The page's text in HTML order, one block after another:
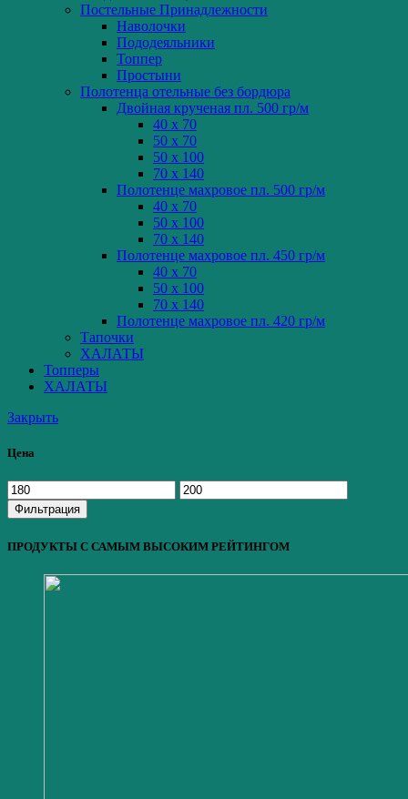
Постельные Принадлежности
Наволочки
Пододеяльники
Топпер
Простыни
Полотенца отельные без бордюра
Двойная крученая пл. 500 гр/м
40 x 70
50 x 70
50 x 100
70 x 140
Полотенце махровое пл. 500 гр/м
40 x 70
50 x 100
70 x 140
Полотенце махровое пл. 450 гр/м
40 x 70
50 x 100
70 x 140
Полотенце махровое пл. 420 гр/м
Тапочки
ХАЛАТЫ
Топперы
ХАЛАТЫ
Закрыть
Цена
Минимальная
цена
Максимальная
цена
Фильтрация
ПРОДУКТЫ С САМЫМ ВЫСОКИМ РЕЙТИНГОМ